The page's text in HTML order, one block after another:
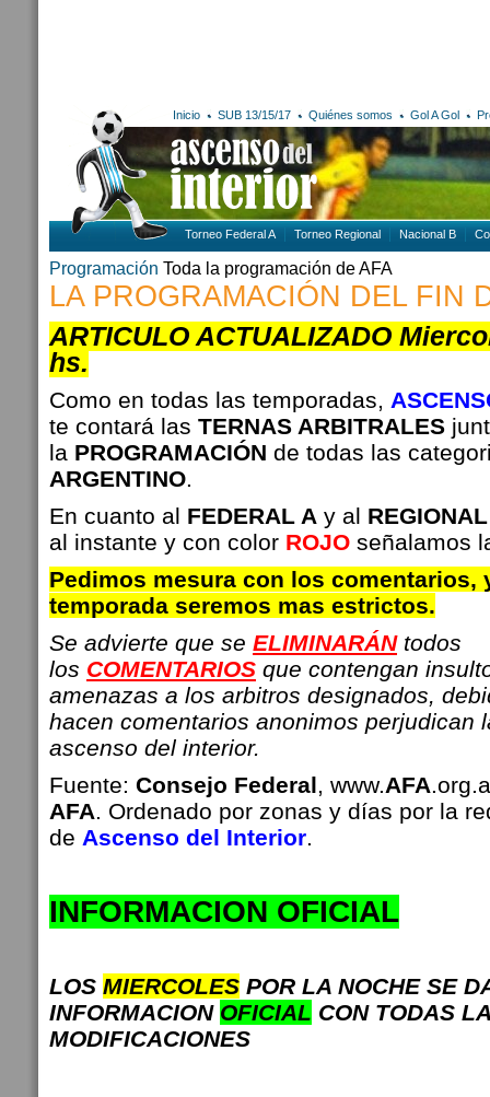
Inicio SUB 13/15/17 Quiénes somos Gol A Gol
Torneo Federal A Torneo Regional Nacional B
Programación Toda la programación de AFA
LA PROGRAMACIÓN DEL FIN
ARTICULO ACTUALIZADO
hs.
Como en todas las temporadas,
te contará las TERNAS ARBITRALES
la PROGRAMACIÓN de todas las
ARGENTINO.
En cuanto al FEDERAL A y al REGIONAL
al instante y con color ROJO señalamos
Pedimos mesura con los comentarios,
temporada seremos mas estrictos.
Se advierte que se ELIMINARÁNtodos
los COMENTARIOS que contengan
amenazas a los arbitros designados,
hacen comentarios anonimos perjudican
ascenso del interior.
Fuente: Consejo Federal, www.AFA
AFA. Ordenado por zonas y días por la
de Ascenso del Interior.
INFORMACION OFICIAL
LOS MIERCOLES POR LA NOCHE SE
INFORMACION OFICIAL CON TODAS
MODIFICACIONES